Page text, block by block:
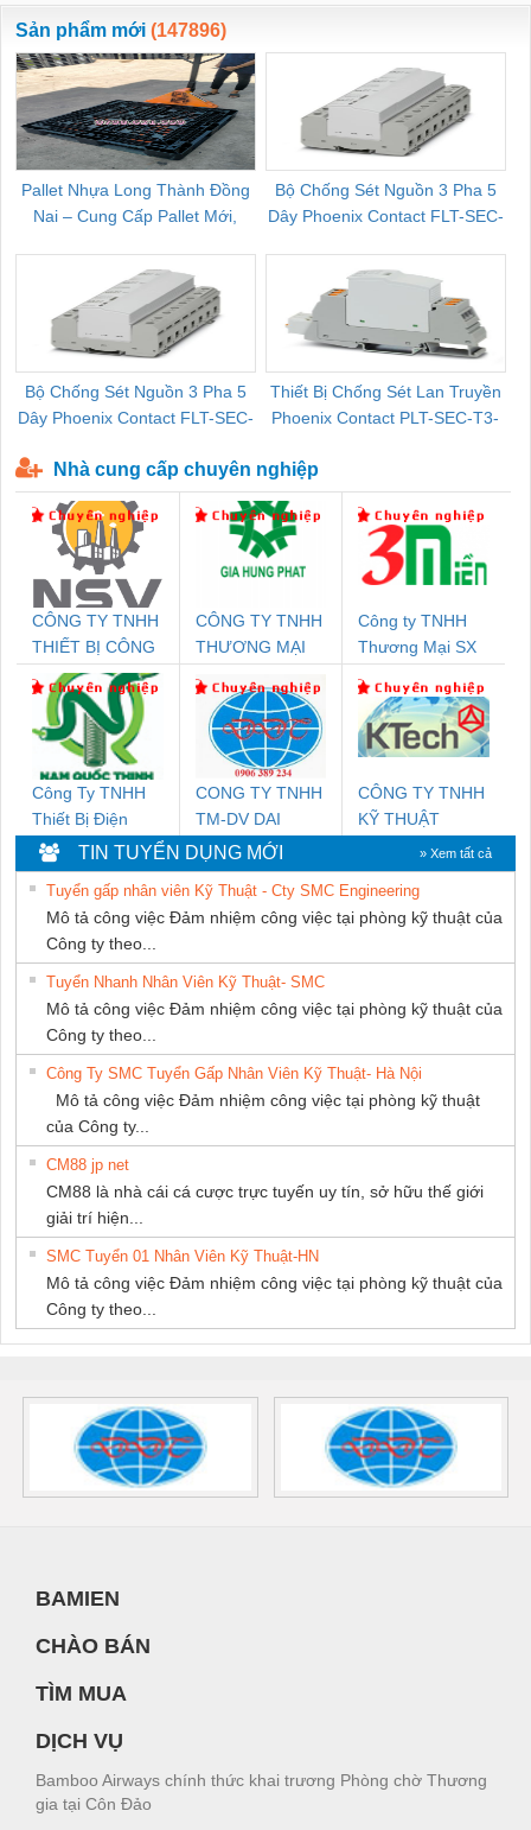
ewara
CHUA CHAY
Sản phẩm mới (147896)
Pallet Nhựa Long Thành Đồng
Nai – Cung Cấp Pallet Mới,
Bộ Chống Sét Nguồn 3 Pha 5
Dây Phoenix Contact FLT-SEC-
Bộ Chống Sét Nguồn 3 Pha 5
Dây Phoenix Contact FLT-SEC-
Thiết Bị Chống Sét Lan Truyền
Phoenix Contact PLT-SEC-T3-
Nhà cung cấp chuyên nghiệp
CÔNG TY TNHH
THIẾT BỊ CÔNG
NGHIỆP NIHON
SETSUBI VIỆT
NAM
CÔNG TY TNHH
THƯƠNG MẠI
THUẬT ĐIỆN CƠ
GIA HƯNG
PHÁT
Công ty TNHH
Thương Mại SX
Công Ty TNHH
Thiết Bị Điện
Nam Quốc Thịnh
CONG TY TNHH
TM-DV DAI
DONG THANH
CÔNG TY TNHH
KỸ THUẬT
KTECH VIỆT
NAM
TIN TUYỂN DỤNG MỚI » Xem tất cả
Tuyển gấp nhân viên Kỹ Thuật - Cty SMC Engineering
Mô tả công việc Đảm nhiệm công việc tại phòng kỹ thuật của
Công ty theo...
Tuyển Nhanh Nhân Viên Kỹ Thuật- SMC
Mô tả công việc Đảm nhiệm công việc tại phòng kỹ thuật của
Công ty theo...
Công Ty SMC Tuyển Gấp Nhân Viên Kỹ Thuật- Hà Nội
Mô tả công việc Đảm nhiệm công việc tại phòng kỹ thuật
của Công ty...
CM88 jp net
CM88 là nhà cái cá cược trực tuyến uy tín, sở hữu thế giới
giải trí hiện...
SMC Tuyển 01 Nhân Viên Kỹ Thuật-HN
Mô tả công việc Đảm nhiệm công việc tại phòng kỹ thuật của
Công ty theo...
BAMIEN
CHÀO BÁN
TÌM MUA
DỊCH VỤ
Bamboo Airways chính thức khai trương Phòng chờ Thương
gia tại Côn Đảo